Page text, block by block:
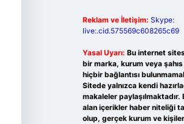
Reklam ve İletişim: Skype:
live:.cid.575569c608265c69
Yasal Uyarı: Bu internet
bir marka, kurum veya
hiçbir bağlantısı
Sitede yalnızca kendi
makaleler paylaşılmaktadır.
alan içerikler haber niteliği
olup, gerçek kurum ve